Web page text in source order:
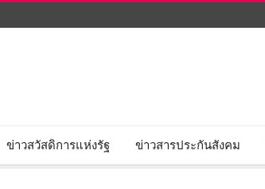
ข่าวสวัสดิการแห่งรัฐ ข่าวสารประกันสังคม